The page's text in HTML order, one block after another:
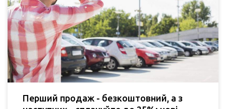
Перший продаж - безкоштовний, а з